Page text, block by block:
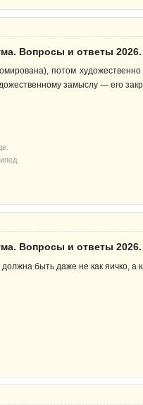
Вопросы и ответы 2026.
потом
замыслу — его
Вопросы и ответы 2026.
быть даже не как яичко, а